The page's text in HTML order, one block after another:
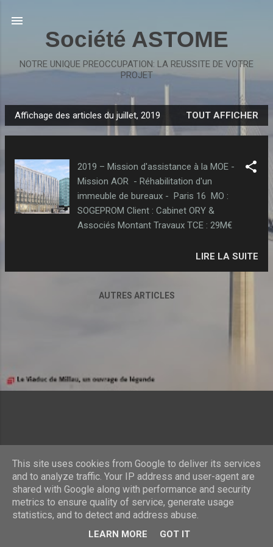
Société ASTOME
NOTRE UNIQUE PREOCCUPATION: LA REUSSITE DE VOTRE
PROJET
A
r
Affichage des articles du juillet, 2019 TOUT AFFICHER
2019 – Mission d'assistance à la MOE -
Mission AOR - Réhabilitation d'un
immeuble de bureaux - Paris 16 MO :
SOGEPROM Client : Cabinet ORY &
Associés Montant Travaux TCE : 29M€
LIRE LA SUITE
AUTRES ARTICLES
Fourni par Blogger
This site uses cookies from Google to deliver its services
and to analyze traffic. Your IP address and user-agent are
shared with Google along with performance and security
metrics to ensure quality of service, generate usage
statistics, and to detect and address abuse.
LEARN MORE GOT IT